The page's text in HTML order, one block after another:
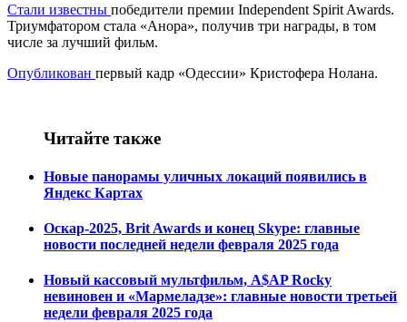
Стали известны победители премии Independent Spirit Awards.
Триумфатором стала «Анора», получив три награды, в том
числе за лучший фильм.
Опубликован первый кадр «Одессии» Кристофера Нолана.
Читайте также
Новые панорамы уличных локаций появились в
Яндекс Картах
Оскар-2025, Brit Awards и конец Skype: главные
новости последней недели февраля 2025 года
Новый кассовый мультфильм, A$AP Rocky
невиновен и «Мармеладзе»: главные новости третьей
недели февраля 2025 года